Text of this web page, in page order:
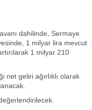
dahilinde, Sermaye
1 milyar lira mevcut
1 milyar 210
net geliri ağırlıklı olarak